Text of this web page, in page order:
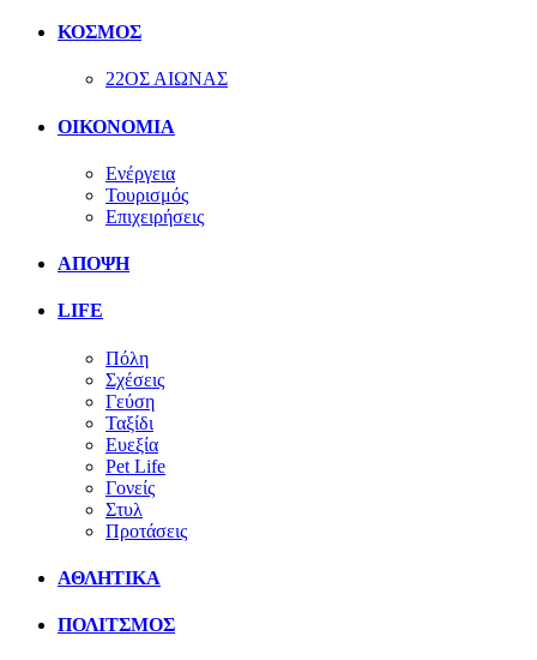
ΚΟΣΜΟΣ
22ΟΣ ΑΙΩΝΑΣ
ΟΙΚΟΝΟΜΙΑ
Ενέργεια
Τουρισμός
Επιχειρήσεις
ΑΠΟΨΗ
LIFE
Πόλη
Σχέσεις
Γεύση
Ταξίδι
Ευεξία
Pet Life
Γονείς
Στυλ
Προτάσεις
ΑΘΛΗΤΙΚΑ
ΠΟΛΙΤΣΜΟΣ